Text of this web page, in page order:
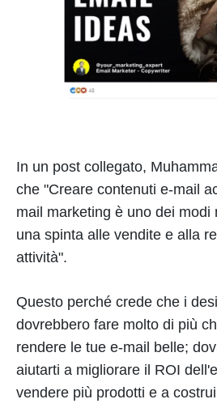
In un post collegato,
che "Creare contenuti e-mail
mail marketing è uno dei modi
una spinta alle vendite e alla
attività".
Questo perché crede che i
dovrebbero fare molto di più
rendere le tue e-mail belle;
aiutarti a migliorare il ROI
vendere più prodotti e a